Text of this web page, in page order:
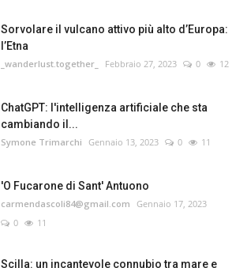
Sorvolare il vulcano attivo più alto d’Europa:
l’Etna
_wanderlust.together_ Febbraio 27, 2023 0 12
ChatGPT: l'intelligenza artificiale che sta
cambiando il...
Symone Trimarchi Gennaio 13, 2023 0 11
'O Fucarone di Sant' Antuono
carmendascoli84@gmail.com
Gennaio 17, 2023
0
11
Scilla: un incantevole connubio tra mare e